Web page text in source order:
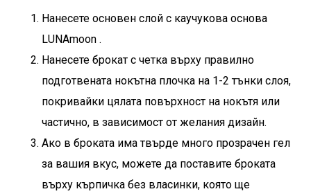
Нанесете основен слой с каучукова основа
LUNAmoon .
Нанесете брокат с четка върху правилно
подготвената нокътна плочка на 1-2 тънки слоя,
покривайки цялата повърхност на нокътя или
частично, в зависимост от желания дизайн.
Ако в брокатa има твърде много прозрачен гел
за вашия вкус, можете да поставите брокатa
върху кърпичка без власинки, която ще